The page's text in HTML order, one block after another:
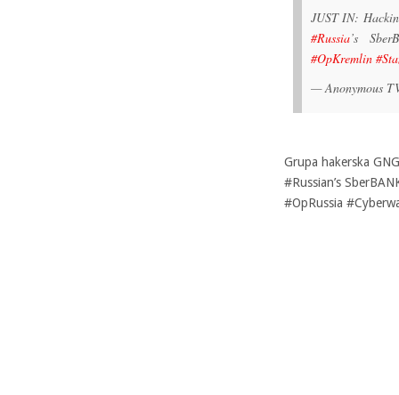
JUST IN:
#Russia’s
#OpKremlin
— Anonymous
Grupa hakerska
#Russian’s
#OpRussia